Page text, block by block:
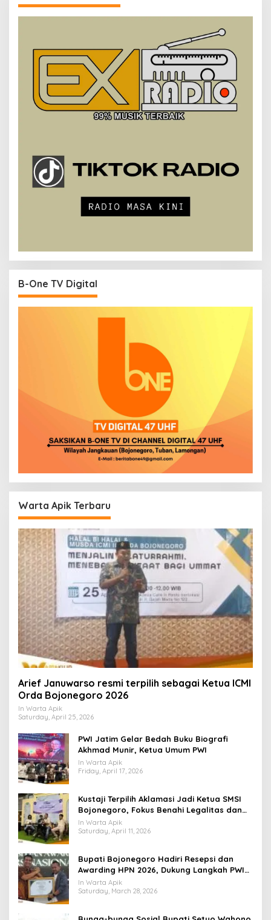
B-One TV Digital
Warta Apik Terbaru
Arief Januwarso resmi terpilih sebagai Ketua ICMI
Orda Bojonegoro 2026
In Warta Apik
Saturday, April 25, 2026
PWI Jatim Gelar Bedah Buku Biografi
Akhmad Munir, Ketua Umum PWI
In Warta Apik
Friday, April 17, 2026
​Kustaji Terpilih Aklamasi Jadi Ketua SMSI
Bojonegoro, Fokus Benahi Legalitas dan
UKW Anggota
In Warta Apik
Saturday, April 11, 2026
Bupati Bojonegoro Hadiri Resepsi dan
Awarding HPN 2026, Dukung Langkah PWI
Tingkatkan Kompetensi Wartawan
In Warta Apik
Saturday, March 28, 2026